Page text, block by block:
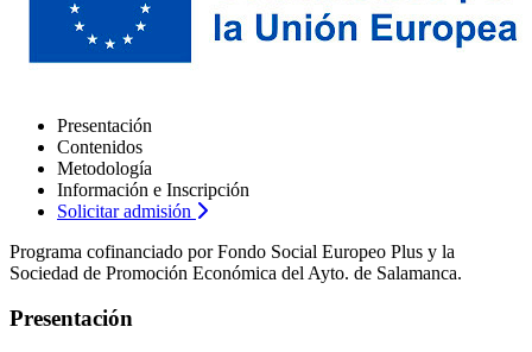
Presentación
Contenidos
Metodología
Información e Inscripción
Solicitar admisión
Programa cofinanciado por Fondo Social Europeo Plus y la
Sociedad de Promoción Económica del Ayto. de Salamanca.
Presentación